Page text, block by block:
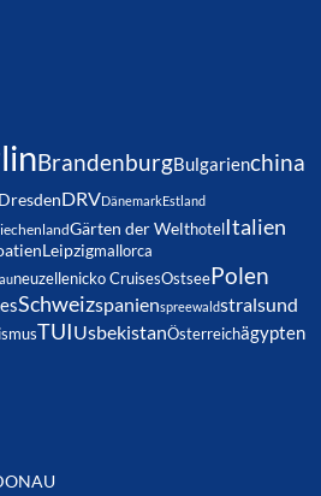
BrandenburgBulgarienchina
DresdenDRVDänemarkEstland
Gärten der Welthotel Italien
Leipzigmallorca
neuzellenicko CruisesOstseePolen
Schweizspanienspreewaldstralsund
TUIUsbekistanÖsterreichägypten